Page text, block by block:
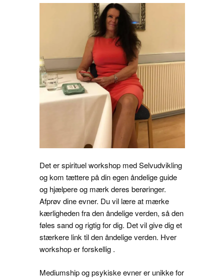
Det er spirituel workshop med Selvudvikling
og kom tættere på din egen åndelige guide
og hjælpere og mærk deres berøringer.
Afprøv dine evner. Du vil lære at mærke
kærligheden fra den åndelige verden, så den
føles sand og rigtig for dig. Det vil give dig et
stærkere link til den åndelige verden. Hver
workshop er forskellig .
Mediumship og psykiske evner er unikke for